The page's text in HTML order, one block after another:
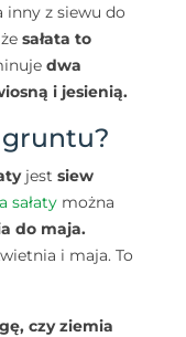
inny z siewu do
sałata to
dwa
i jesienią.
gruntu?
jest siew
sałaty można
do maja.
i maja. To
czy ziemia